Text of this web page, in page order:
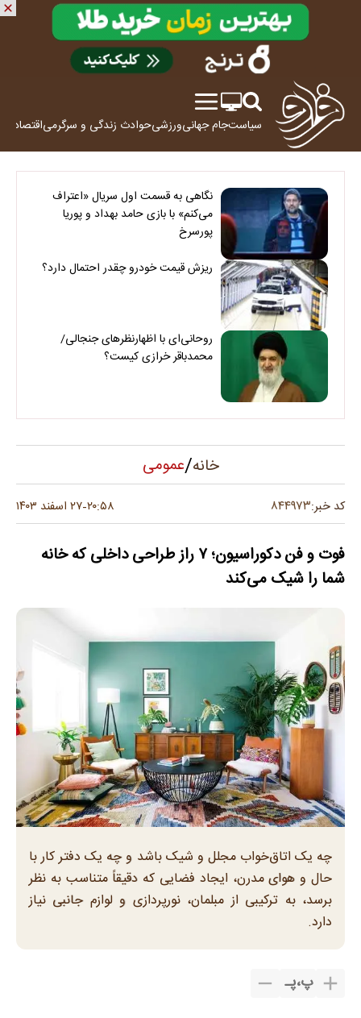
سیاستجام جهانیورزشیحوادث زندگی و سرگرمیاقتصاد
نگاهی به قسمت اول سریال «اعتراف
می‌کنم» با بازی حامد بهداد و پوریا
پورسرخ
ریزش قیمت خودرو چقدر احتمال دارد؟
روحانی‌ای با اظهارنظرهای جنجالی/
محمدباقر خرازی کیست؟
خانه/عمومی
کد خبر:۸۴۴۹۷۳ ۲۰:۵۸-۲۷ اسفند ۱۴۰۳
فوت و فن دکوراسیون؛ ۷ راز طراحی داخلی که خانه
شما را شیک می‌کند
چه یک اتاق‌خواب مجلل و شیک باشد و چه یک دفتر کار با
حال و هوای مدرن، ایجاد فضایی که دقیقاً متناسب به نظر
برسد، به ترکیبی از مبلمان، نورپردازی و لوازم جانبی نیاز
دارد.
پ،پـ